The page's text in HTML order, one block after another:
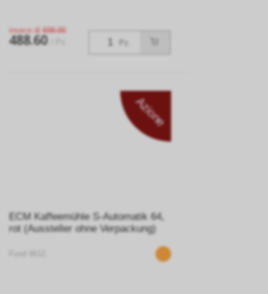
Pz.
invece di 698.00
488.60
Azione
ECM Kaffeemühle S-Automatik 64,
rot (Aussteller ohne Verpackung)